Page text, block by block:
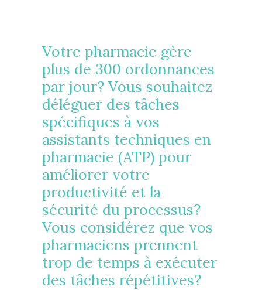
Votre pharmacie gère
plus de 300 ordonnances
par jour? Vous souhaitez
déléguer des tâches
spécifiques à vos
assistants techniques en
pharmacie (ATP) pour
améliorer votre
productivité et la
sécurité du processus?
Vous considérez que vos
pharmaciens prennent
trop de temps à exécuter
des tâches répétitives?